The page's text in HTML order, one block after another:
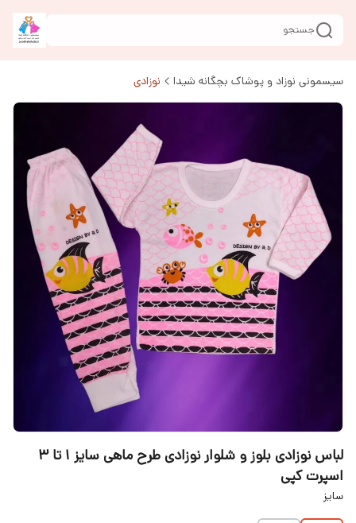
جستجو
سیسمونی نوزاد و پوشاک بچگانه شیدا نوزادی
لباس نوزادی بلوز و شلوار نوزادی طرح ماهی سایز ۱ تا ۳
اسپرت کپی
سایز